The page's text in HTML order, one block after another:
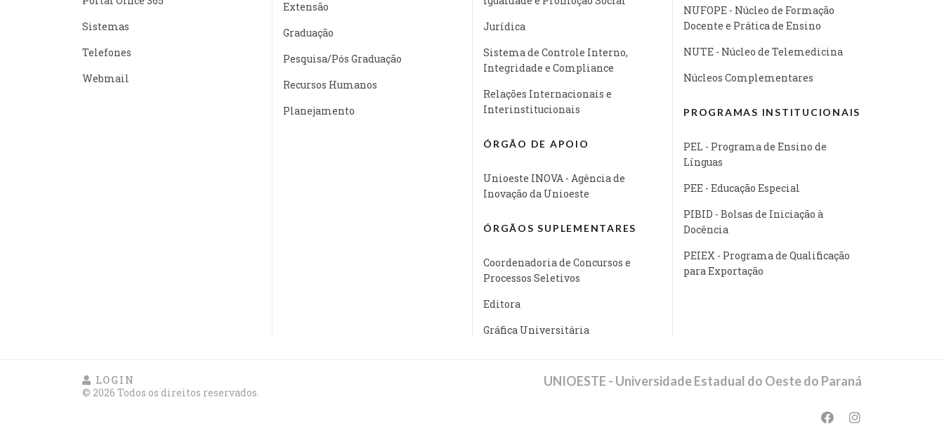
Sistemas
Telefones
Webmail
Extensão
Graduação
Pesquisa/Pós Graduação
Recursos Humanos
Planejamento
Jurídica
Sistema de Controle Interno,
Integridade e Compliance
Relações Internacionais e
Interinstitucionais
ÓRGÃO DE APOIO
Unioeste INOVA - Agência de
Inovação da Unioeste
ÓRGÃOS SUPLEMENTARES
Coordenadoria de Concursos e
Processos Seletivos
Editora
Gráfica Universitária
NUFOPE - Núcleo de Formação
Docente e Prática de Ensino
NUTE - Núcleo de Telemedicina
Núcleos Complementares
PROGRAMAS INSTITUCIONAIS
PEL - Programa de Ensino de
Línguas
PEE - Educação Especial
PIBID - Bolsas de Iniciação à
Docência
PEIEX - Programa de Qualificação
para Exportação
LOGIN
© 2026 Todos os direitos reservados.
UNIOESTE - Universidade Estadual do Oeste do Paraná